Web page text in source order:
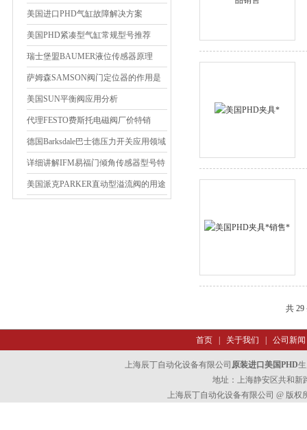
美国进口PHD气缸故障解决方案
美国PHD紧凑型气缸常规型号推荐
瑞士堡盟BAUMER液位传感器原理
萨姆森SAMSON阀门定位器的作用是
什么
美国SUN平衡阀应用分析
代理FESTO费斯托电磁阀厂价特销
德国Barksdale巴士德压力开关应用领域
详细讲解IFM易福门倾角传感器型号特
征
美国派克PARKER直动型溢流阀的用途
共
首页| 关于我们 公司新闻
上海辰丁自动化设备有限公司 原装进口美国PHD
地址：上海静安区共和新
上海辰丁自动化设备有限公司 @ 版权